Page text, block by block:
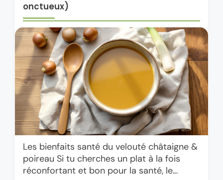
onctueux)
Les bienfaits santé du velouté châtaigne &
poireau Si tu cherches un plat à la fois
réconfortant et bon pour la santé, le